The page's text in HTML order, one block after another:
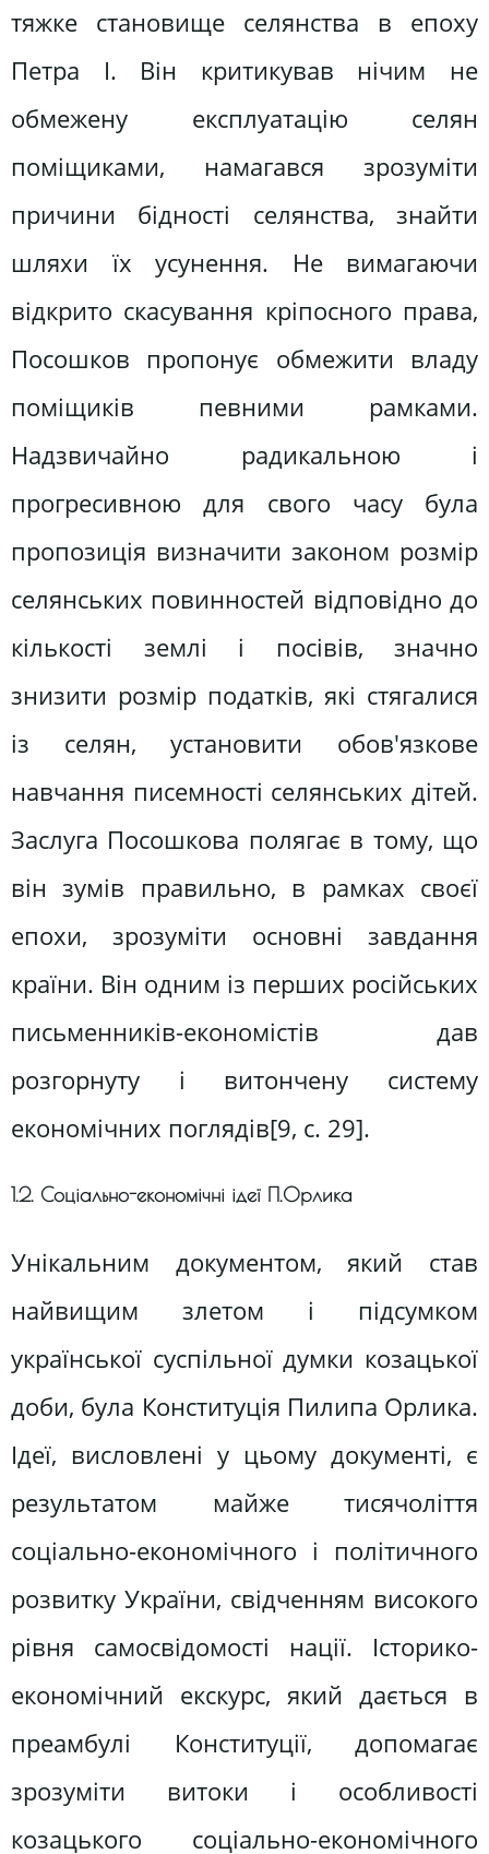
тяжке становище селянства в епоху
Петра І. Він критикував нічим не
обмежену експлуатацію селян
поміщиками, намагався зрозуміти
причини бідності селянства, знайти
шляхи їх усунення. Не вимагаючи
відкрито скасування кріпосного права,
Посошков пропонує обмежити владу
поміщиків певними рамками.
Надзвичайно радикальною і
прогресивною для свого часу була
пропозиція визначити законом розмір
селянських повинностей відповідно до
кількості землі і посівів, значно
знизити розмір податків, які стягалися
із селян, установити обов'язкове
навчання писемності селянських дітей.
Заслуга Посошкова полягає в тому, що
він зумів правильно, в рамках своєї
епохи, зрозуміти основні завдання
країни. Він одним із перших російських
письменників-економістів дав
розгорнуту і витончену систему
економічних поглядів[9, c. 29].
1.2. Соціально-економічні ідеї П.Орлика
Унікальним документом, який став
найвищим злетом і підсумком
української суспільної думки козацької
доби, була Конституція Пилипа Орлика.
Ідеї, висловлені у цьому документі, є
результатом майже тисячоліття
соціально-економічного і політичного
розвитку України, свідченням високого
рівня самосвідомості нації. Історико-
економічний екскурс, який дається в
преамбулі Конституції, допомагає
зрозуміти витоки і особливості
козацького соціально-економічного